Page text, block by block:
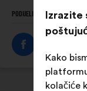
PODIJELI OVAJ PROFIL
Kako
kolačiće